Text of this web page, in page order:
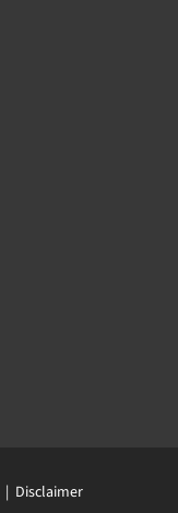
| Disclaimer